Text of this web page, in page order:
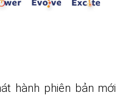
hành phiên bản mới